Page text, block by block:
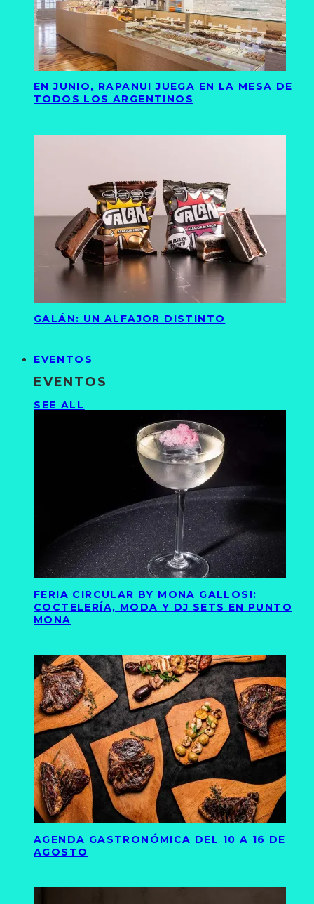
EN JUNIO, RAPANUI JUEGA EN LA MESA DE
TODOS LOS ARGENTINOS
GALÁN: UN ALFAJOR DISTINTO
EVENTOS
EVENTOS
SEE ALL
FERIA CIRCULAR BY MONA GALLOSI:
COCTELERÍA, MODA Y DJ SETS EN PUNTO
MONA
AGENDA GASTRONÓMICA DEL 10 A 16 DE
AGOSTO